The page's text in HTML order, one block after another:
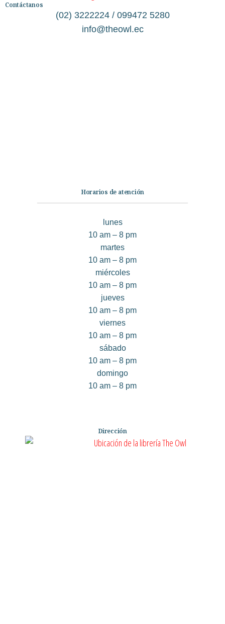
Contáctanos
(02) 3222224 / 099472 5280
info@theowl.ec
Horarios de atención
lunes
10 am – 8 pm
martes
10 am – 8 pm
miércoles
10 am – 8 pm
jueves
10 am – 8 pm
viernes
10 am – 8 pm
sábado
10 am – 8 pm
domingo
10 am – 8 pm
Dirección